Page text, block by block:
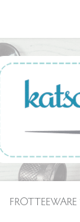
FROTTEEWARE